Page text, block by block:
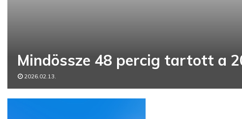
Mindössze 48 percig tartott a
2026.02.13.